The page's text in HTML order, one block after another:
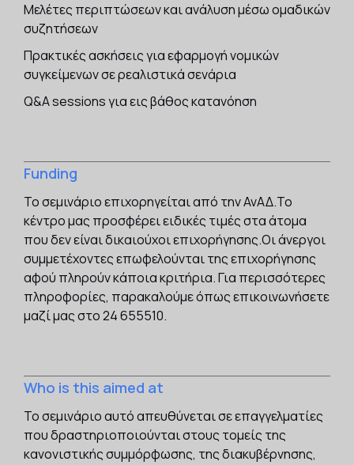
Μελέτες περιπτώσεων και ανάλυση μέσω ομαδικών
συζητήσεων
Πρακτικές ασκήσεις για εφαρμογή νομικών
συγκείμενων σε ρεαλιστικά σενάρια
Q&A sessions για εις βάθος κατανόηση
Funding
Το σεμινάριο επιχορηγείται από την ΑνΑΔ.Το
κέντρο μας προσφέρει ειδικές τιμές στα άτομα
που δεν είναι δικαιούχοι επιχορήγησης.Οι άνεργοι
συμμετέχοντες επωφελούνται της επιχορήγησης
αφού πληρούν κάποια κριτήρια. Για περισσότερες
πληροφορίες, παρακαλούμε όπως επικοινωνήσετε
μαζί μας στο 24 655510.‍
Who is this aimed at
Το σεμινάριο αυτό απευθύνεται σε επαγγελματίες
που δραστηριοποιούνται στους τομείς της
κανονιστικής συμμόρφωσης, της διακυβέρνησης,